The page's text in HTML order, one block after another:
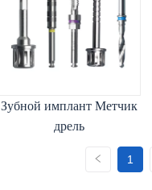
Зубной имплант Метчик
дрель
1